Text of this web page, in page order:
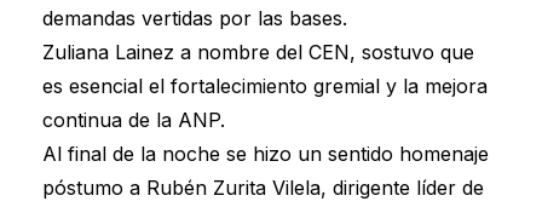
demandas vertidas por las bases.
Zuliana Lainez a nombre del CEN, sostuvo que
es esencial el fortalecimiento gremial y la mejora
continua de la ANP.
Al final de la noche se hizo un sentido homenaje
póstumo a Rubén Zurita Vilela, dirigente líder de